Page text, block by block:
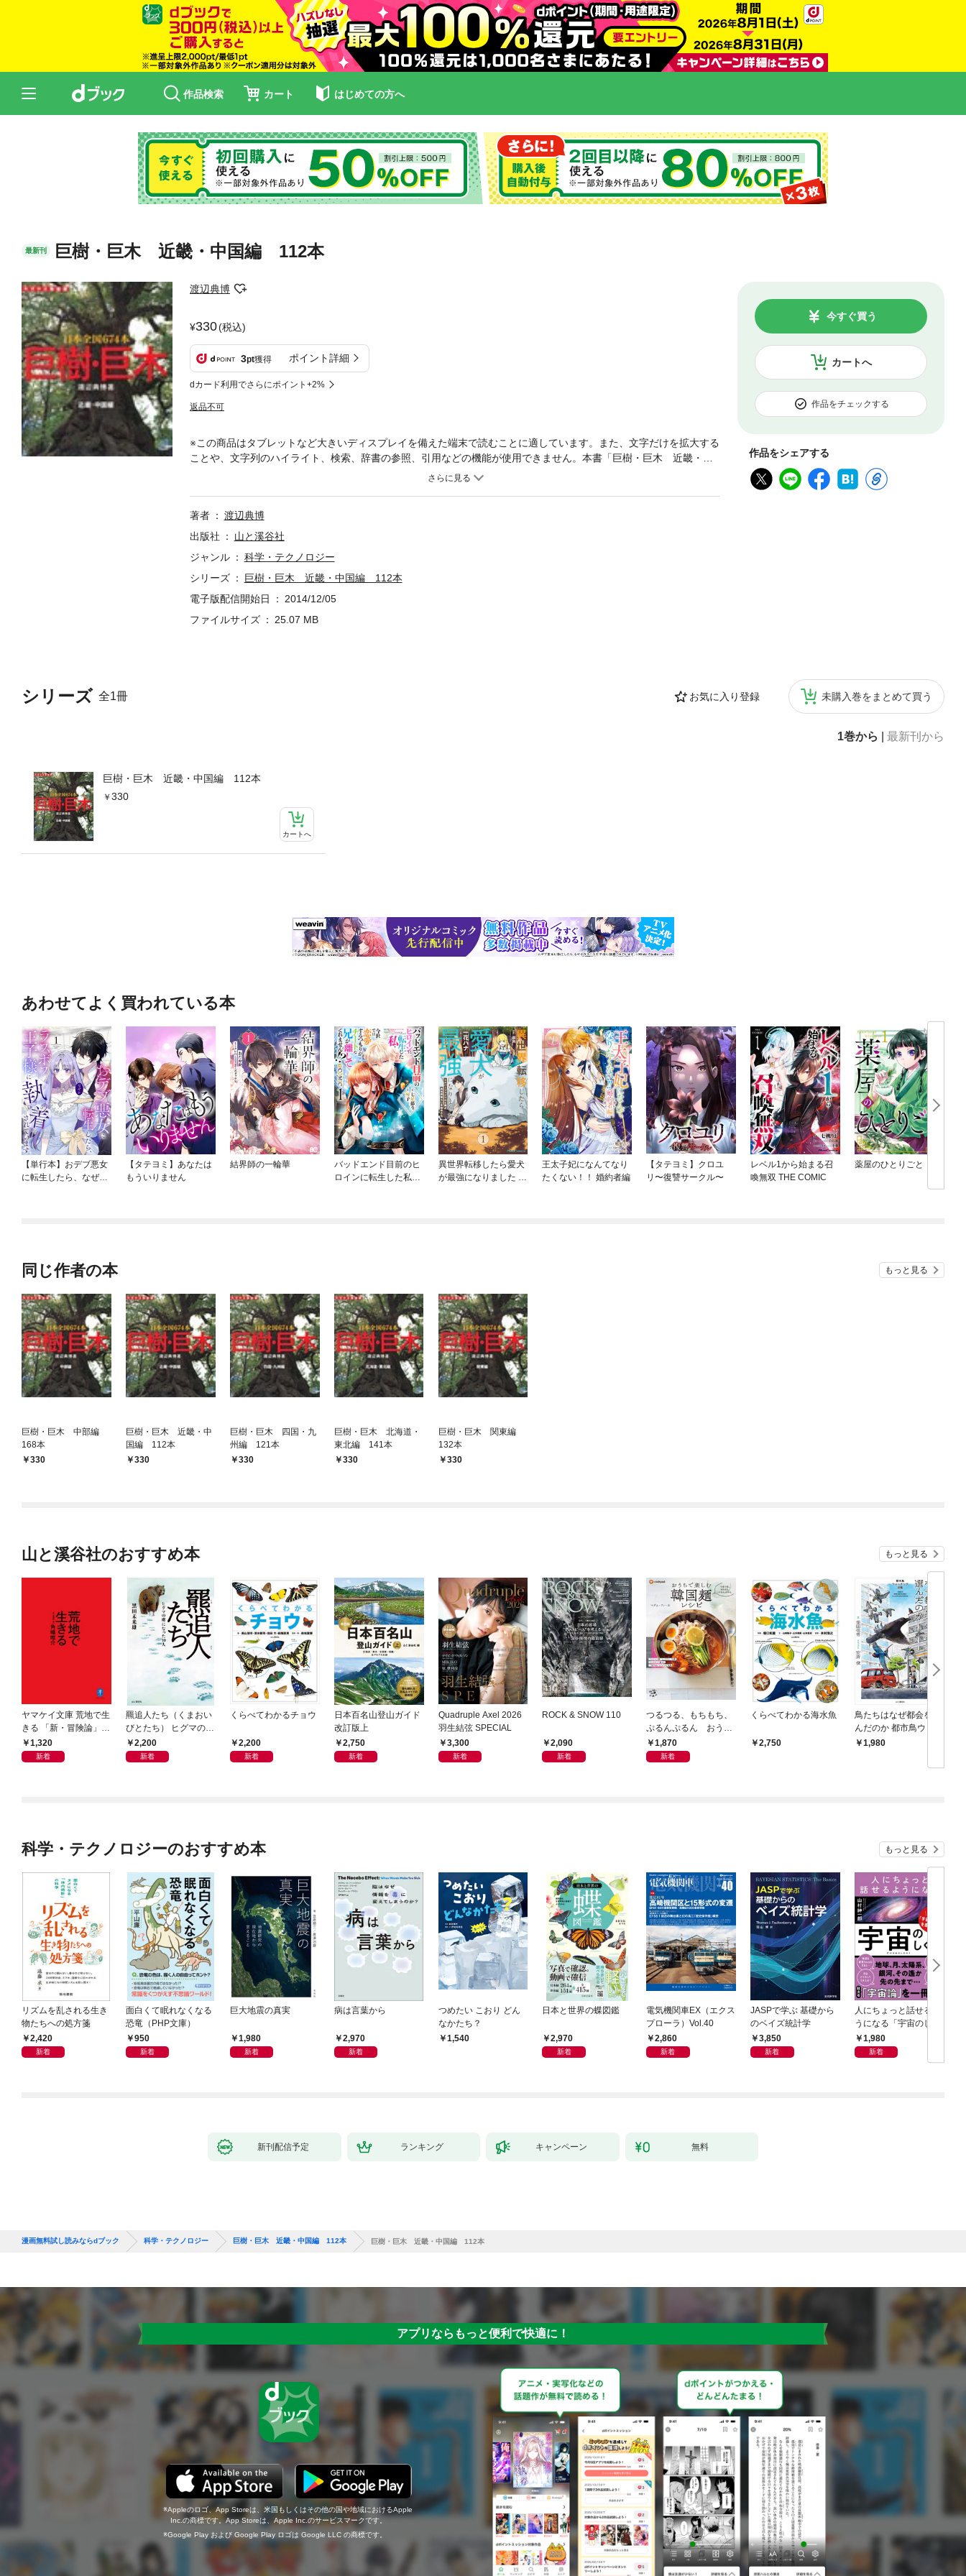
作品検索 カート はじめての方へ
最新刊 巨樹・巨木 近畿・中国編 112本
渡辺典博
330(税込)
3pt獲得 ポイント詳細
dカード利用でさらにポイント+2%
返品不可
カートへ
今すぐ買う
作品をチェックする
作品をシェアする
シリーズ 全1冊 お気に入り登録 未購入巻をまとめて買う
1巻から 最新刊から
巨樹・巨木 近畿・中国編 112本
330
カートへ
※この商品はタブレットなど大きいディスプレイを備えた端末で読むことに適しています。また、文字だけを拡大する
ことや、文字列のハイライト、検索、辞書の参照、引用などの機能が使用できません。本書「巨樹・巨木 近畿・中
国編 112本」は、1999年に刊行したヤマケイ情報箱「巨樹・巨木 日本全国674本」（本体価格3,200円）を５つの
尚、電子化までに倒壊が確認できたものについては、情報を追記しました。 地上約1.3メートルの位置で幹周りが3メ
ートル以上を目安に全国の巨樹を紹介。名木の多い桜、樹齢の長い杉、とりわけ大きくなるクスノキ、信仰の対象と
著者
渡辺典博
出版社
山と溪谷社
ジャンル
科学・テクノロジー
シリーズ
巨樹・巨木 近畿・中国編 112本
電子版配信開始日
2014/12/05
ファイルサイズ
25.07 MB
あわせてよく買われている本
【単行本】おデブ悪女
に転生したら、なぜか
【タテヨミ】あなたは
もういりません
結界師の一輪華
バッドエンド目前のヒ
ロインに転生した私、
異世界転移したら愛犬
が最強になりました ～
王太子妃になんてなり
たくない！！ 婚約者編
【タテヨミ】クロユ
リ〜復讐サークル〜
レベル1から始まる召
喚無双 THE COMIC
薬屋のひとりごと
同じ作者の本 もっと見る
巨樹・巨木 中部編
168本
330
巨樹・巨木 近畿・中
国編 112本
330
巨樹・巨木 四国・九
州編 121本
330
巨樹・巨木 北海道・
東北編 141本
330
巨樹・巨木 関東編
132本
330
山と溪谷社のおすすめ本 もっと見る
ヤマケイ文庫 荒地で生
きる 「新・冒険論」改
訂1,320
新着
羆追人たち（くまおい
びとたち） ヒグマの虜
になった10人
2,200
新着
くらべてわかるチョウ
2,200
新着
日本百名山登山ガイド
改訂版上
2,750
新着
Quadruple Axel 2026
羽生結弦 SPECIAL
3,300
新着
ROCK & SNOW 110
2,090
新着
つるつる、もちもち、
ぷるんぷるん おうち
で楽しむ韓国麺レシピ
1,870
新着
くらべてわかる海水魚
2,750
鳥たちはなぜ都会を選
んだのか 都市鳥ウォッ
チング図鑑
1,980
科学・テクノロジーのおすすめ本 もっと見る
リズムを乱される生き
物たちへの処方箋
2,420
新着
面白くて眠れなくなる
恐竜（PHP文庫）
950
新着
巨大地震の真実
1,980
新着
病は言葉から
2,970
新着
つめたい こおり どん
なかたち？
1,540
日本と世界の蝶図鑑
2,970
新着
電気機関車EX（エクス
プローラ）Vol.40
2,860
新着
JASPで学ぶ 基礎から
のベイズ統計学
3,850
新着
人にちょっと話せるよ
うになる「宇宙のしく
み」1,980
新着
新刊配信予定 ランキング キャンペーン 無料
漫画無料試し読みならdブック 科学・テクノロジー 巨樹・巨木 近畿・中国編 112本 巨樹・巨木 近畿・中国編 112本
アプリならもっと便利で快適に！
Appleのロゴ、App Storeは、米国もしくはその他の国や地域におけるApple
Inc.の商標です。App Storeは、Apple Inc.のサービスマークです。
Google Play および Google Play ロゴは Google LLC の商標です。